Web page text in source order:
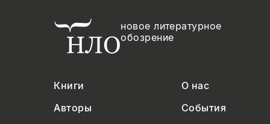
новое литературное
обозрение
Книги
О нас
Авторы
События